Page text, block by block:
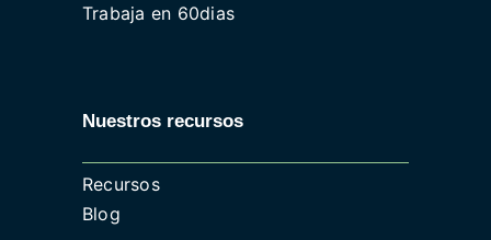
Trabaja en 60dias
Nuestros recursos
Recursos
Blog